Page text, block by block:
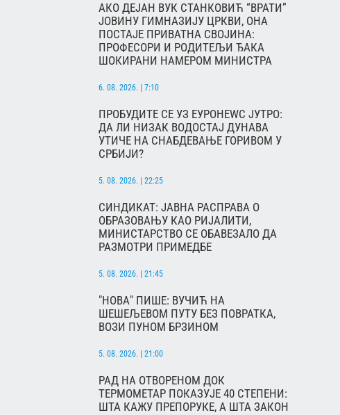
АКО ДЕЈАН ВУК СТАНКОВИЋ “ВРАТИ”
ЈОВИНУ ГИМНАЗИЈУ ЦРКВИ, ОНА
ПОСТАЈЕ ПРИВАТНА СВОЈИНА:
ПРОФЕСОРИ И РОДИТЕЉИ ЂАКА
ШОКИРАНИ НАМЕРОМ МИНИСТРА
6. 08. 2026. | 7:10
ПРОБУДИТЕ СЕ УЗ ЕУРОНЕWС ЈУТРО:
ДА ЛИ НИЗАК ВОДОСТАЈ ДУНАВА
УТИЧЕ НА СНАБДЕВАЊЕ ГОРИВОМ У
СРБИЈИ?
5. 08. 2026. | 22:25
СИНДИКАТ: ЈАВНА РАСПРАВА О
ОБРАЗОВАЊУ КАО РИЈАЛИТИ,
МИНИСТАРСТВО СЕ ОБАВЕЗАЛО ДА
РАЗМОТРИ ПРИМЕДБЕ
5. 08. 2026. | 21:45
"НОВА" ПИШЕ: ВУЧИЋ НА
ШЕШЕЉЕВОМ ПУТУ БЕЗ ПОВРАТКА,
ВОЗИ ПУНОМ БРЗИНОМ
5. 08. 2026. | 21:00
РАД НА ОТВОРЕНОМ ДОК
ТЕРМОМЕТАР ПОКАЗУЈЕ 40 СТЕПЕНИ:
ШТА КАЖУ ПРЕПОРУКЕ, А ШТА ЗАКОН